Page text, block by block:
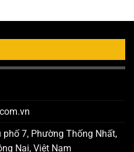
7, Phường Thống Nhất,
Nai, Việt Nam